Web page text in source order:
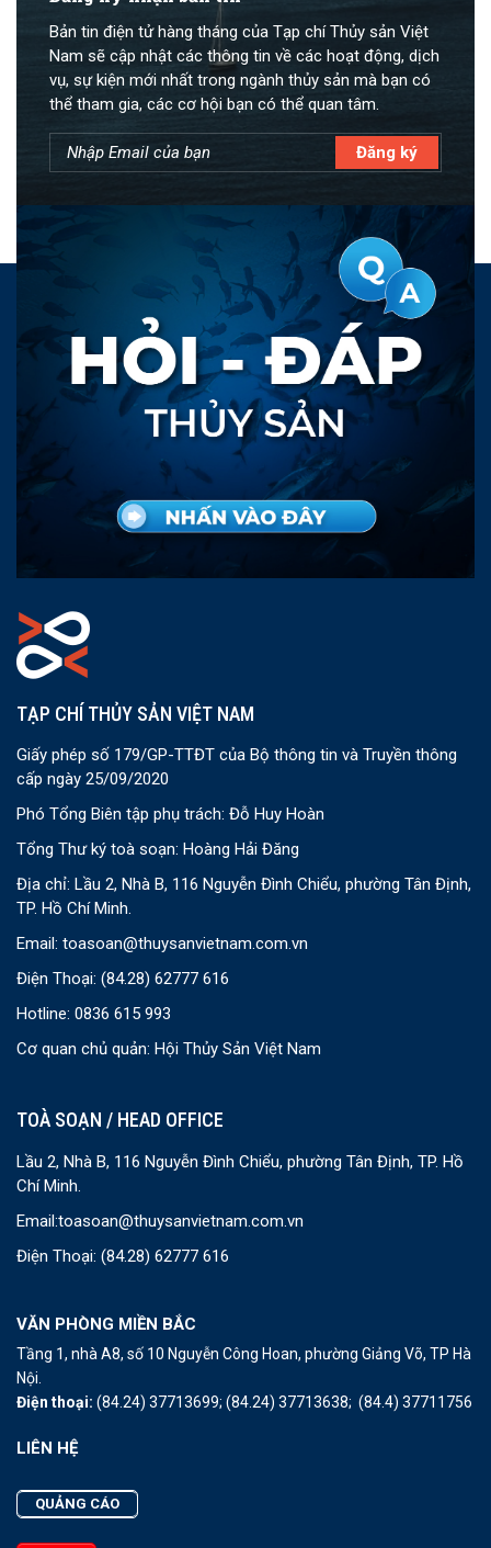
Bản tin điện tử hàng tháng của Tạp chí Thủy sản Việt
Nam sẽ cập nhật các thông tin về các hoạt động, dịch
vụ, sự kiện mới nhất trong ngành thủy sản mà bạn có
thể tham gia, các cơ hội bạn có thể quan tâm.
TẠP CHÍ THỦY SẢN VIỆT NAM
Giấy phép số 179/GP-TTĐT của Bộ thông tin và Truyền thông
cấp ngày 25/09/2020
Phó Tổng Biên tập phụ trách: Đỗ Huy Hoàn
Tổng Thư ký toà soạn: Hoàng Hải Đăng
Địa chỉ: Lầu 2, Nhà B, 116 Nguyễn Đình Chiểu, phường Tân Định,
TP. Hồ Chí Minh.
Email: toasoan@thuysanvietnam.com.vn
Điện Thoại: (84.28) 62777 616
Hotline: 0836 615 993
Cơ quan chủ quản: Hội Thủy Sản Việt Nam
TOÀ SOẠN / HEAD OFFICE
Lầu 2, Nhà B, 116 Nguyễn Đình Chiểu, phường Tân Định, TP. Hồ
Chí Minh.
Email:toasoan@thuysanvietnam.com.vn
Điện Thoại: (84.28) 62777 616
VĂN PHÒNG MIỀN BẮC
Tầng 1, nhà A8, số 10 Nguyễn Công Hoan, phường Giảng Võ, TP Hà
Nội.
Điện thoại: (84.24) 37713699; (84.24) 37713638; (84.4) 37711756
LIÊN HỆ
QUẢNG CÁO